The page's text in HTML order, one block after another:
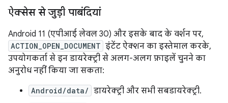
ऐक्सेस से जुड़ी पाबंदियां
Android 11 (एपीआई लेवल 30) और इसके बाद के वर्शन पर,
ACTION_OPEN_DOCUMENT इंटेंट ऐक्शन का इस्तेमाल करके,
उपयोगकर्ता से इन डायरेक्ट्री से अलग-अलग फ़ाइलें चुनने का
अनुरोध नहीं किया जा सकता:
Android/data/ डायरेक्ट्री और सभी सबडायरेक्ट्री.